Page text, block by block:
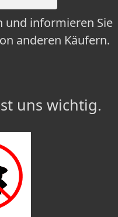
und informieren Sie
anderen Käufern.
uns wichtig.